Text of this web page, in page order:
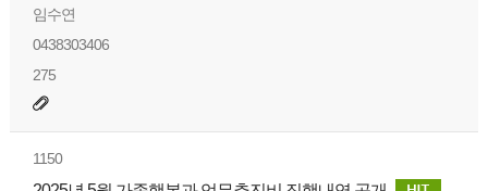
임수연
0438303406
275
1150